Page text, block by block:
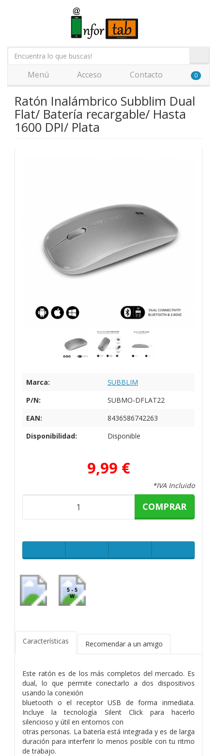
Menú Acceso Contacto 0
Ratón Inalámbrico Subblim Dual
Flat/ Batería recargable/ Hasta
1600 DPI/ Plata
Marca:
SUBBLIM
P/N:
SUBMO-DFLAT22
EAN:
8436586742263
Disponibilidad:
Disponible
9,99 €
*IVA Incluido
COMPRAR
5 - 5
W
Características Recomendar a un amigo
Este ratón es de los más completos del mercado. Es
dual, lo que permite conectarlo a dos dispositivos
usando la conexión
bluetooth o el receptor USB de forma inmediata.
Incluye la tecnología Silent Click para hacerlo
silencioso y útil en entornos con
otras personas. La batería está integrada y es de larga
duración para interferir lo menos posible con tu ritmo
de trabajo.